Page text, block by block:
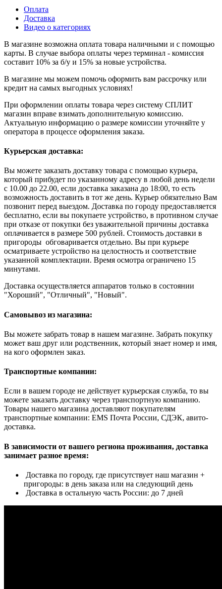
Оплата
Доставка
Видео о категориях
В магазине возможна оплата товара наличными и с помощью
карты. В случае выбора оплаты через терминал - комиссия
составит 10% за б/у и 15% за новые устройства.
В магазине мы можем помочь оформить вам рассрочку или
кредит на самых выгодных условиях!
При оформлении оплаты товара через систему СПЛИТ
магазин вправе взимать дополнительную комиссию.
Актуальную информацию о размере комиссии уточняйте у
оператора в процессе оформления заказа.
Курьерская доставка:
Вы можете заказать доставку товара с помощью курьера,
который прибудет по указанному адресу в любой день недели
с 10.00 до 22.00, если доставка заказана до 18:00, то есть
возможность доставить в тот же день. Курьер обязательно Вам
позвонит перед выездом. Доставка по городу предоставляется
бесплатно, если вы покупаете устройство, в противном случае
при отказе от покупки без уважительной причины доставка
оплачивается в размере 500 рублей. Стоимость доставки в
пригороды обговаривается отдельно. Вы при курьере
осматриваете устройство на целостность и соответствие
указанной комплектации. Время осмотра ограничено 15
минутами.
Доставка осуществляется аппаратов только в состоянии
"Хороший", "Отличный", "Новый".
Самовывоз из магазина:
Вы можете забрать товар в нашем магазине. Забрать покупку
может ваш друг или родственник, который знает номер и имя,
на кого оформлен заказ.
Транспортные компании:
Если в вашем городе не действует курьерская служба, то вы
можете заказать доставку через транспортную компанию.
Товары нашего магазина доставляют покупателям
транспортные компании: EMS Почта России, СДЭК, авито-
доставка.
В зависимости от вашего региона проживания, доставка
занимает разное время:
Доставка по городу, где присутствует наш магазин +
пригороды: в день заказа или на следующий день
Доставка в остальную часть России: до 7 дней